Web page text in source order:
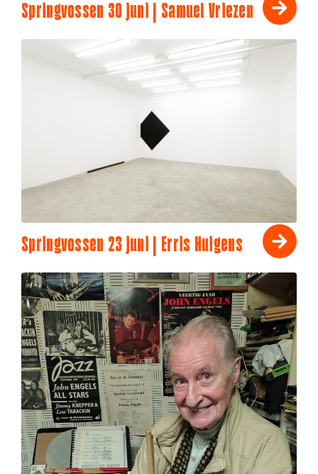
Springvossen 30 juni | Samuel Vriezen
Springvossen 23 juni | Erris Huigens